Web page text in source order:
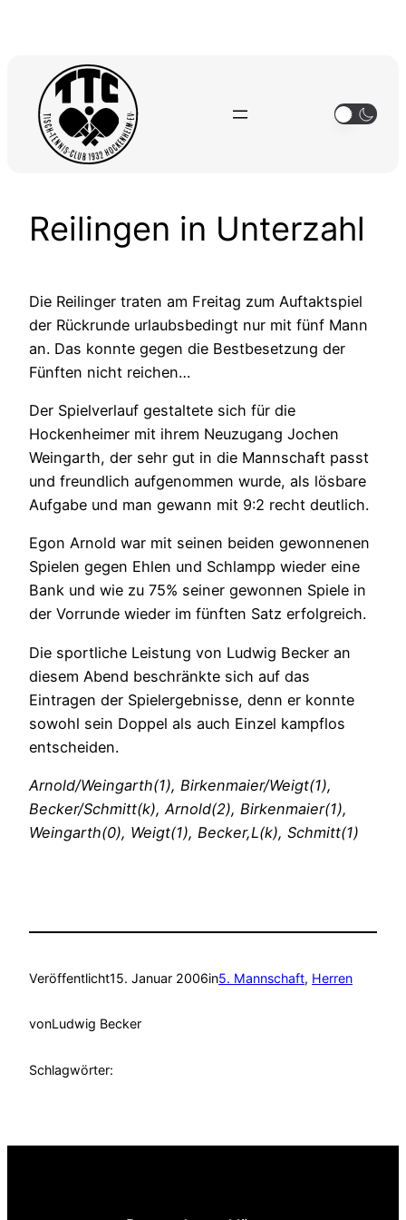
springen
Reilingen in Unterzahl
Die Reilinger traten am Freitag zum Auftaktspiel
der Rückrunde urlaubsbedingt nur mit fünf Mann
an. Das konnte gegen die Bestbesetzung der
Fünften nicht reichen…
Der Spielverlauf gestaltete sich für die
Hockenheimer mit ihrem Neuzugang Jochen
Weingarth, der sehr gut in die Mannschaft passt
und freundlich aufgenommen wurde, als lösbare
Aufgabe und man gewann mit 9:2 recht deutlich.
Egon Arnold war mit seinen beiden gewonnenen
Spielen gegen Ehlen und Schlampp wieder eine
Bank und wie zu 75% seiner gewonnen Spiele in
der Vorrunde wieder im fünften Satz erfolgreich.
Die sportliche Leistung von Ludwig Becker an
diesem Abend beschränkte sich auf das
Eintragen der Spielergebnisse, denn er konnte
sowohl sein Doppel als auch Einzel kampflos
entscheiden.
Arnold/Weingarth(1), Birkenmaier/Weigt(1),
Becker/Schmitt(k), Arnold(2), Birkenmaier(1),
Weingarth(0), Weigt(1), Becker,L(k), Schmitt(1)
Veröffentlicht15. Januar 2006in5. Mannschaft, Herren
vonLudwig Becker
Schlagwörter: